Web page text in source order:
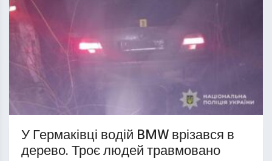
У Гермаківці водій BMW врізався в
дерево. Троє людей травмовано